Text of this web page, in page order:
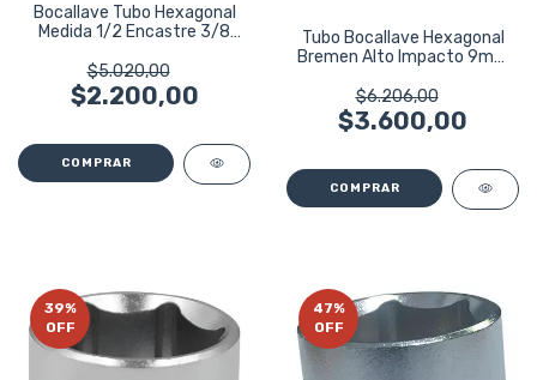
Bocallave Tubo Hexagonal
Medida 1/2 Encastre 3/8
$5.020,00
$2.200,00
Tubo Bocallave Hexagonal
Bremen Alto Impacto 9mm
$6.206,00
$3.600,00
39%
OFF
47%
OFF